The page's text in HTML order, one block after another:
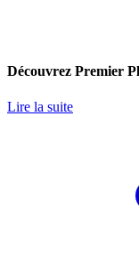
Découvrez Premier
Lire la suite